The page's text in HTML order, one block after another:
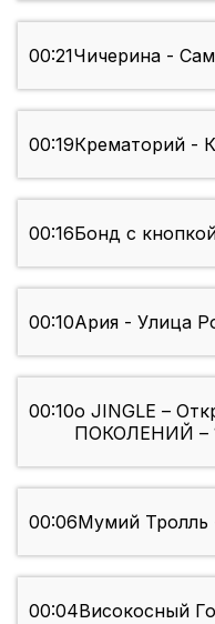
00:21Чичерина -
00:19Крематорий -
00:16Бонд с
00:10Ария - Улица
00:10o JINGLE –
ПОКОЛЕНИЙ –
00:06Мумий Тролль
00:04Високосный